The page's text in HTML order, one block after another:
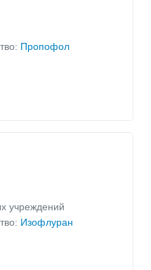
Пропофол
учреждений
Изофлуран